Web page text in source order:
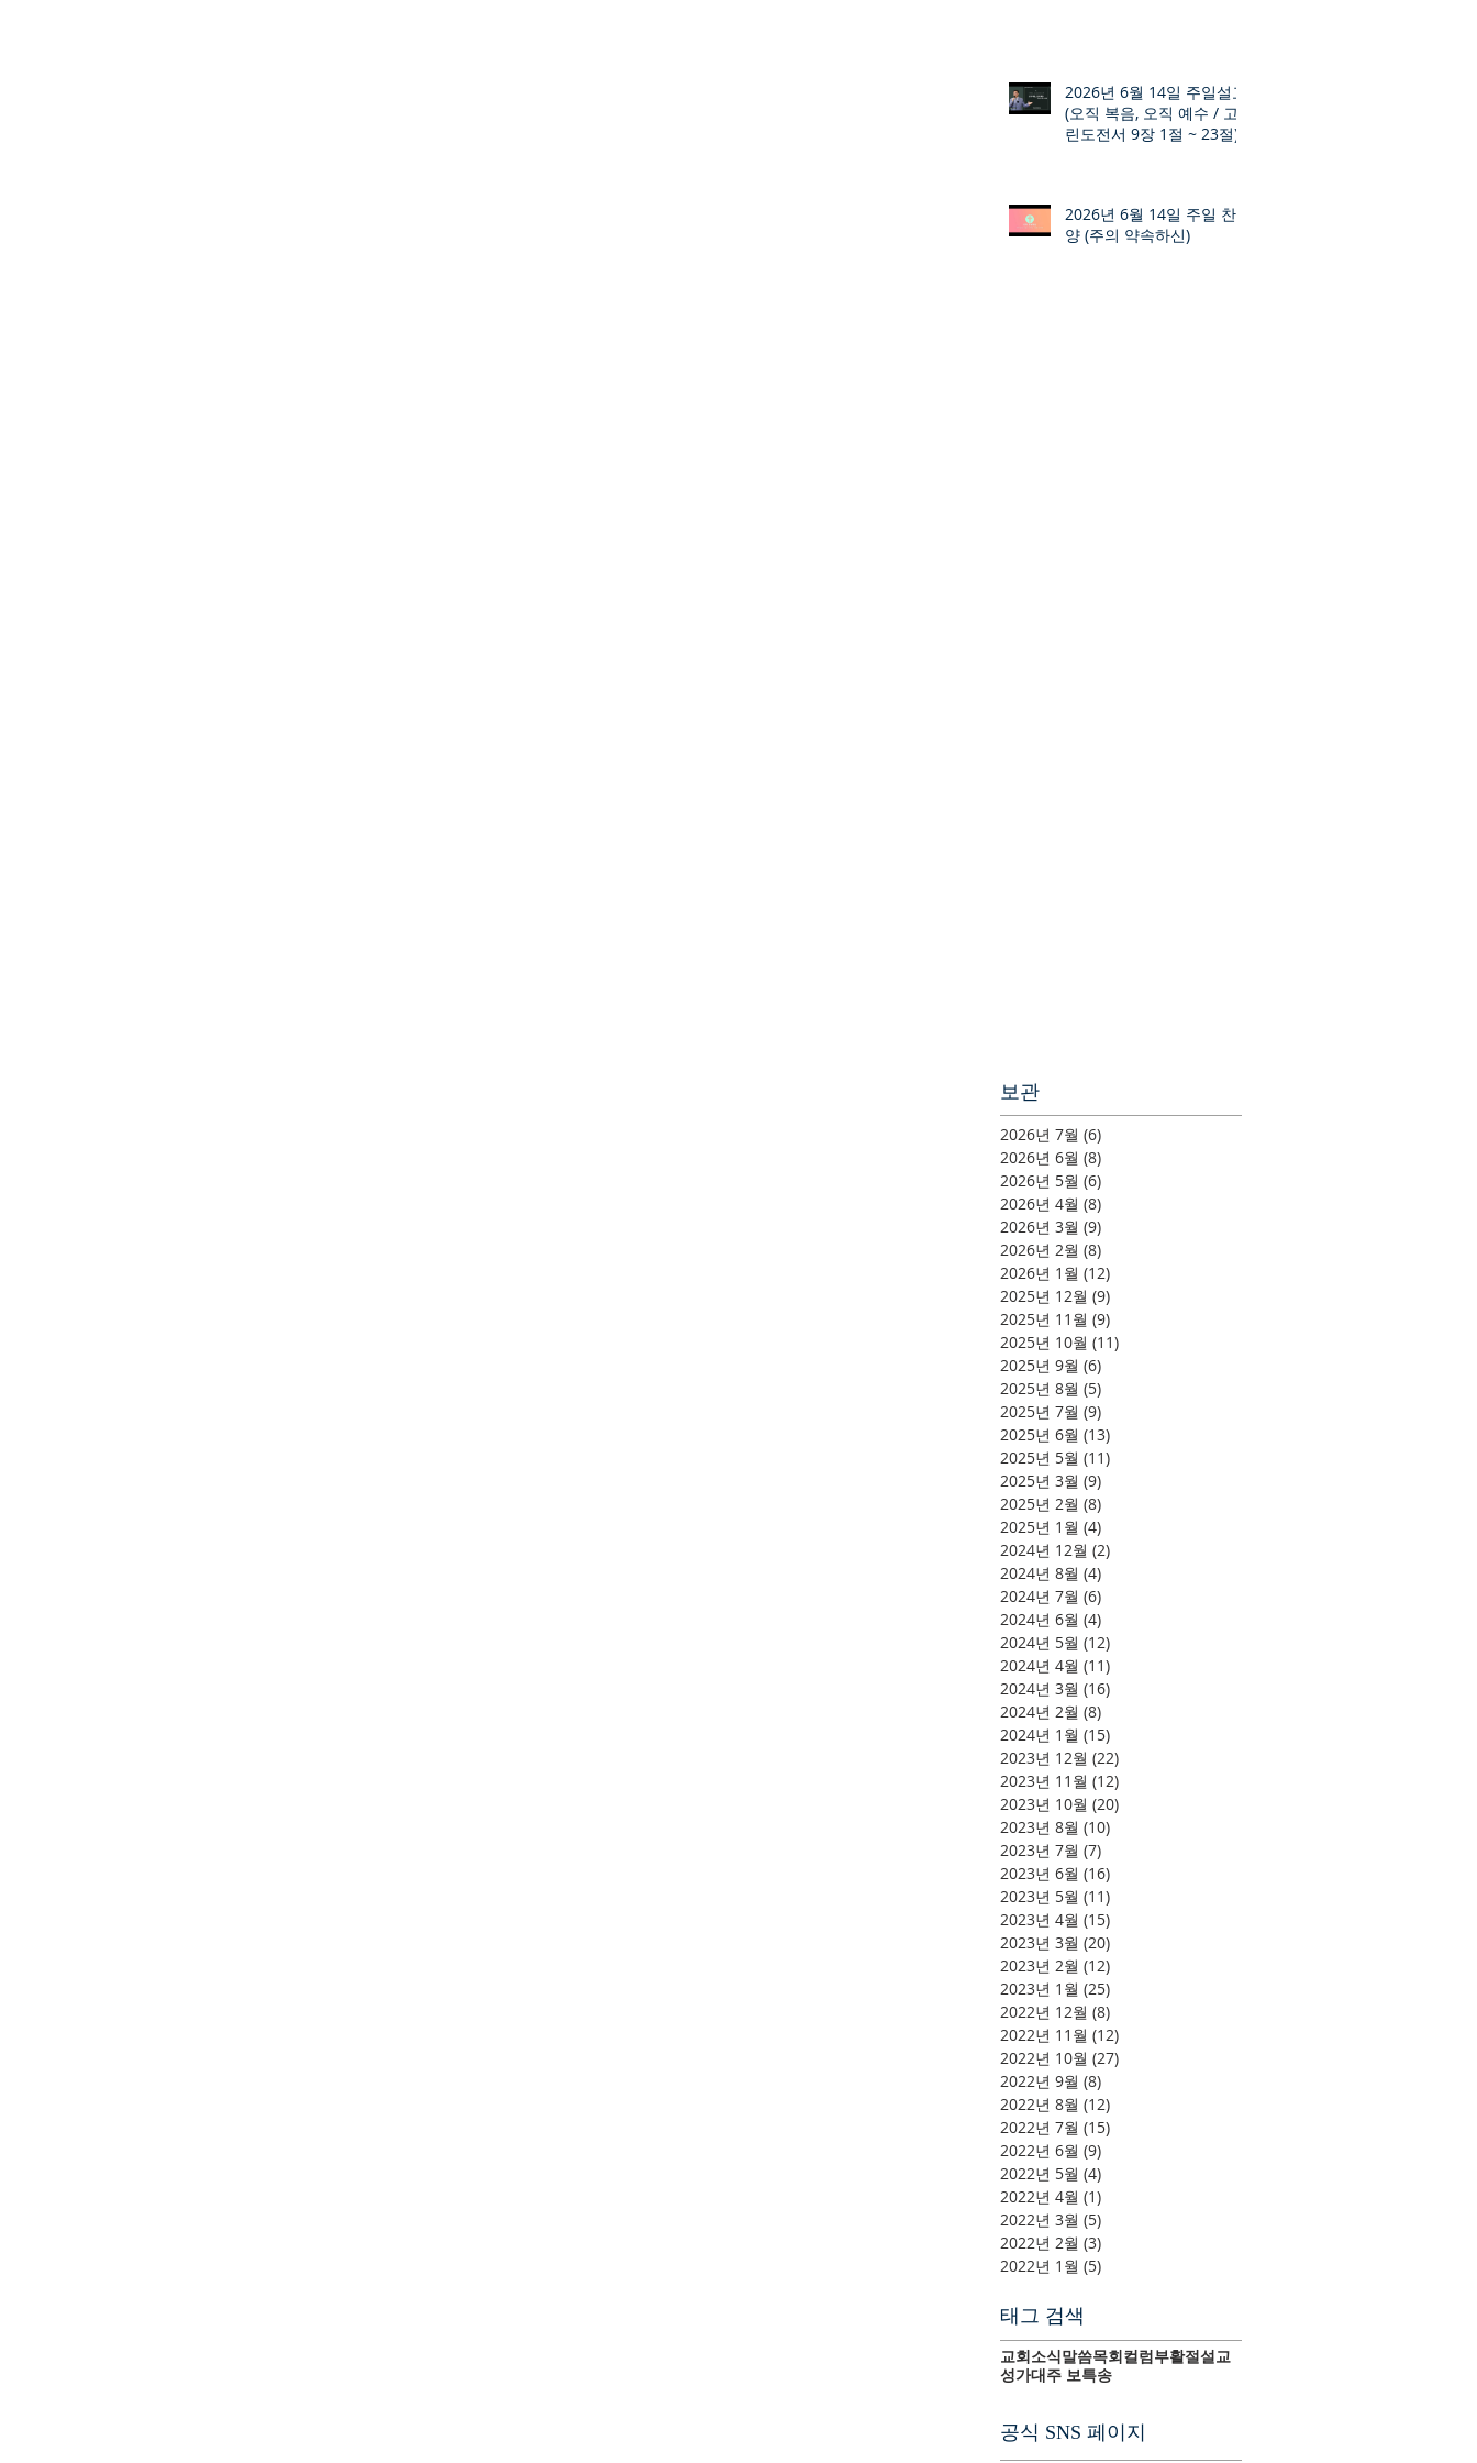
2026년 6월 14일 주일설교
(오직 복음, 오직 예수 / 고
린도전서 9장 1절 ~ 23절)
2026년 6월 14일 주일 찬
양 (주의 약속하신)
보관
2026년 7월 (6)
2026년 6월 (8)
2026년 5월 (6)
2026년 4월 (8)
2026년 3월 (9)
2026년 2월 (8)
2026년 1월 (12)
2025년 12월 (9)
2025년 11월 (9)
2025년 10월 (11)
2025년 9월 (6)
2025년 8월 (5)
2025년 7월 (9)
2025년 6월 (13)
2025년 5월 (11)
2025년 3월 (9)
2025년 2월 (8)
2025년 1월 (4)
2024년 12월 (2)
2024년 8월 (4)
2024년 7월 (6)
2024년 6월 (4)
2024년 5월 (12)
2024년 4월 (11)
2024년 3월 (16)
2024년 2월 (8)
2024년 1월 (15)
2023년 12월 (22)
2023년 11월 (12)
2023년 10월 (20)
2023년 8월 (10)
2023년 7월 (7)
2023년 6월 (16)
2023년 5월 (11)
2023년 4월 (15)
2023년 3월 (20)
2023년 2월 (12)
2023년 1월 (25)
2022년 12월 (8)
2022년 11월 (12)
2022년 10월 (27)
2022년 9월 (8)
2022년 8월 (12)
2022년 7월 (15)
2022년 6월 (9)
2022년 5월 (4)
2022년 4월 (1)
2022년 3월 (5)
2022년 2월 (3)
2022년 1월 (5)
태그 검색
교회소식말씀목회컬럼 부활절설교
성가대 주 보특송
공식 SNS 페이지